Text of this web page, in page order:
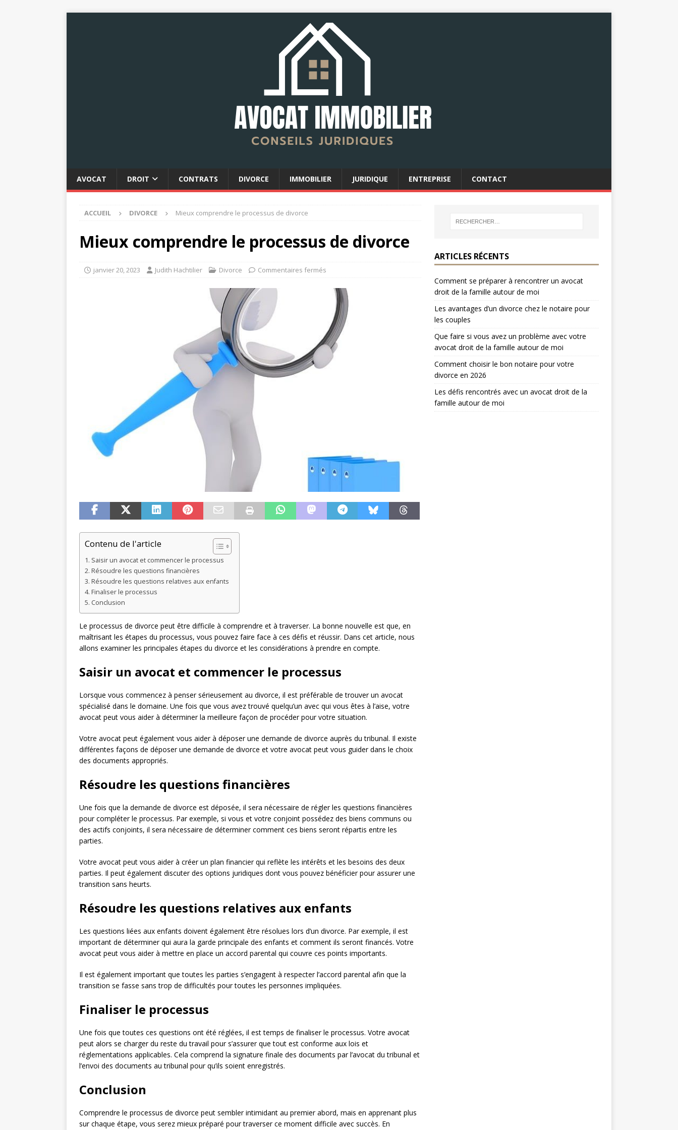
AVOCAT DROIT CONTRATS DIVORCE IMMOBILIER JURIDIQUE ENTREPRISE CONTACT
ACCUEIL DIVORCE Mieux comprendre le processus de divorce
Mieux comprendre le processus de divorce
janvier 20, 2023 Judith Hachtilier Divorce Commentaires fermés
Contenu de l'article
Saisir un avocat et commencer le processus
Résoudre les questions financières
Résoudre les questions relatives aux enfants
Finaliser le processus
Conclusion
Le processus de divorce peut être difficile à comprendre et à traverser. La bonne nouvelle est que, en
maîtrisant les étapes du processus, vous pouvez faire face à ces défis et réussir. Dans cet article, nous
allons examiner les principales étapes du divorce et les considérations à prendre en compte.
Saisir un avocat et commencer le processus
Lorsque vous commencez à penser sérieusement au divorce, il est préférable de trouver un avocat
spécialisé dans le domaine. Une fois que vous avez trouvé quelqu’un avec qui vous êtes à l’aise, votre
avocat peut vous aider à déterminer la meilleure façon de procéder pour votre situation.
Votre avocat peut également vous aider à déposer une demande de divorce auprès du tribunal. Il existe
différentes façons de déposer une demande de divorce et votre avocat peut vous guider dans le choix
des documents appropriés.
Résoudre les questions financières
Une fois que la demande de divorce est déposée, il sera nécessaire de régler les questions financières
pour compléter le processus. Par exemple, si vous et votre conjoint possédez des biens communs ou
des actifs conjoints, il sera nécessaire de déterminer comment ces biens seront répartis entre les
parties.
Votre avocat peut vous aider à créer un plan financier qui reflète les intérêts et les besoins des deux
parties. Il peut également discuter des options juridiques dont vous pouvez bénéficier pour assurer une
transition sans heurts.
Résoudre les questions relatives aux enfants
Les questions liées aux enfants doivent également être résolues lors d’un divorce. Par exemple, il est
important de déterminer qui aura la garde principale des enfants et comment ils seront financés. Votre
avocat peut vous aider à mettre en place un accord parental qui couvre ces points importants.
Il est également important que toutes les parties s’engagent à respecter l’accord parental afin que la
transition se fasse sans trop de difficultés pour toutes les personnes impliquées.
Finaliser le processus
Une fois que toutes ces questions ont été réglées, il est temps de finaliser le processus. Votre avocat
peut alors se charger du reste du travail pour s’assurer que tout est conforme aux lois et
réglementations applicables. Cela comprend la signature finale des documents par l’avocat du tribunal et
l’envoi des documents au tribunal pour qu’ils soient enregistrés.
Conclusion
Comprendre le processus de divorce peut sembler intimidant au premier abord, mais en apprenant plus
sur chaque étape, vous serez mieux préparé pour traverser ce moment difficile avec succès. En
ARTICLES RÉCENTS
Comment se préparer à rencontrer un avocat
droit de la famille autour de moi
Les avantages d’un divorce chez le notaire pour
les couples
Que faire si vous avez un problème avec votre
avocat droit de la famille autour de moi
Comment choisir le bon notaire pour votre
divorce en 2026
Les défis rencontrés avec un avocat droit de la
famille autour de moi